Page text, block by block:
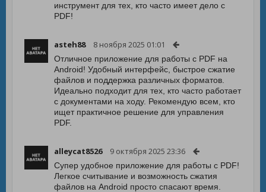
инструмент для тех, кто часто имеет дело с
PDF!
asteh88 8 ноября 2025 01:01
Отличное приложение для работы с PDF на
Android! Удобный интерфейс, быстрое сжатие
файлов и поддержка различных форматов.
Идеально подходит для тех, кто часто работает
с документами на ходу. Рекомендую всем, кто
ищет практичное решение для управления
PDF.
alleycat8526 9 октября 2025 23:36
Супер удобное приложение для работы с PDF!
Легкое считывание и возможность сжатия
файлов на Android просто спасают время.